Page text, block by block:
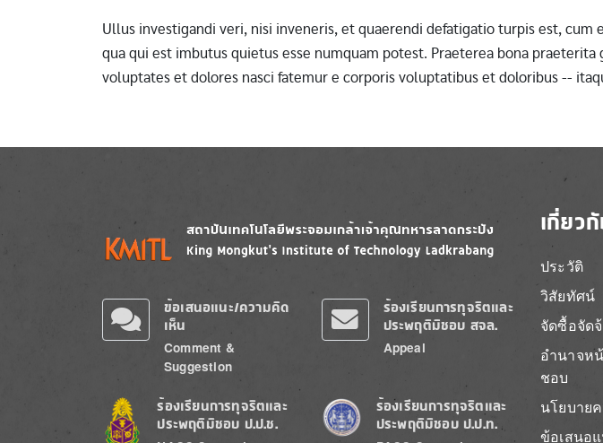
Ullus investigandi veri, nisi inveneris, et quaerendi defatigatio turpis est,
qua qui est imbutus quietus esse numquam potest. Praeterea bona
voluptates et dolores nasci fatemur e corporis voluptatibus et doloribus --
Image Image
ข้อเสนอแนะ/ความคิด
เห็น
Comment &
Suggestion
ร้องเรียนการทุจริตและ
ประพฤติมิชอบ สจล.
Appeal
Image
ร้องเรียนการทุจริตและ
ประพฤติมิชอบ ป.ป.ช.
Image
ร้องเรียนการทุจริตและ
ประพฤติมิชอบ ป.ป.ท.
เกี่ยว
ประวัติ
วิสัยทัศน์
จัดซื้อจัด
อำนาจห
ชอบ
นโยบาย
ข้อเสนอ